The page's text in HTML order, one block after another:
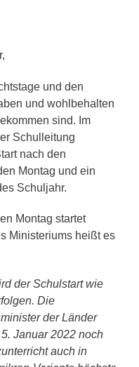
und den
und wohlbehalten
sind. Im
Schulleitung
nach den
Montag und ein
Schuljahr.
Montag startet
Ministeriums heißt es
der Schulstart wie
Die
der Länder
Januar 2022 noch
auch in